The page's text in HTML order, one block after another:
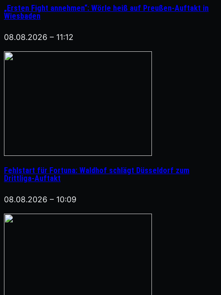
„Ersten Fight annehmen“: Wörle heiß auf Preußen-Auftakt in
Wiesbaden
08.08.2026 – 11:12
Fehlstart für Fortuna: Waldhof schlägt Düsseldorf zum
Drittliga-Auftakt
08.08.2026 – 10:09